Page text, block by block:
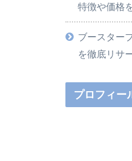
特徴や価格
ブースター
を徹底リサ
プロフィー